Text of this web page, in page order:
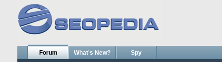
Forum What's New? Spy